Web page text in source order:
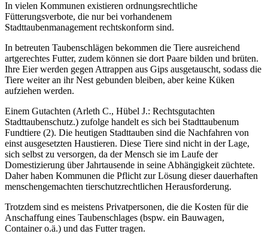
In vielen Kommunen existieren ordnungsrechtliche
Fütterungsverbote, die nur bei vorhandenem
Stadttaubenmanagement rechtskonform sind.
In betreuten Taubenschlägen bekommen die Tiere ausreichend
artgerechtes Futter, zudem können sie dort Paare bilden und brüten.
Ihre Eier werden gegen Attrappen aus Gips ausgetauscht, sodass die
Tiere weiter an ihr Nest gebunden bleiben, aber keine Küken
aufziehen werden.
Einem Gutachten (Arleth C., Hübel J.: Rechtsgutachten
Stadttaubenschutz.) zufolge handelt es sich bei Stadttaubenum
Fundtiere (2). Die heutigen Stadttauben sind die Nachfahren von
einst ausgesetzten Haustieren. Diese Tiere sind nicht in der Lage,
sich selbst zu versorgen, da der Mensch sie im Laufe der
Domestizierung über Jahrtausende in seine Abhängigkeit züchtete.
Daher haben Kommunen die Pflicht zur Lösung dieser dauerhaften
menschengemachten tierschutzrechtlichen Herausforderung.
Trotzdem sind es meistens Privatpersonen, die die Kosten für die
Anschaffung eines Taubenschlages (bspw. ein Bauwagen,
Container o.ä.) und das Futter tragen.